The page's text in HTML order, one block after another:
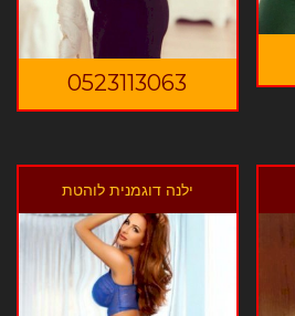
0523113063
ילנה דוגמנית לוהטת